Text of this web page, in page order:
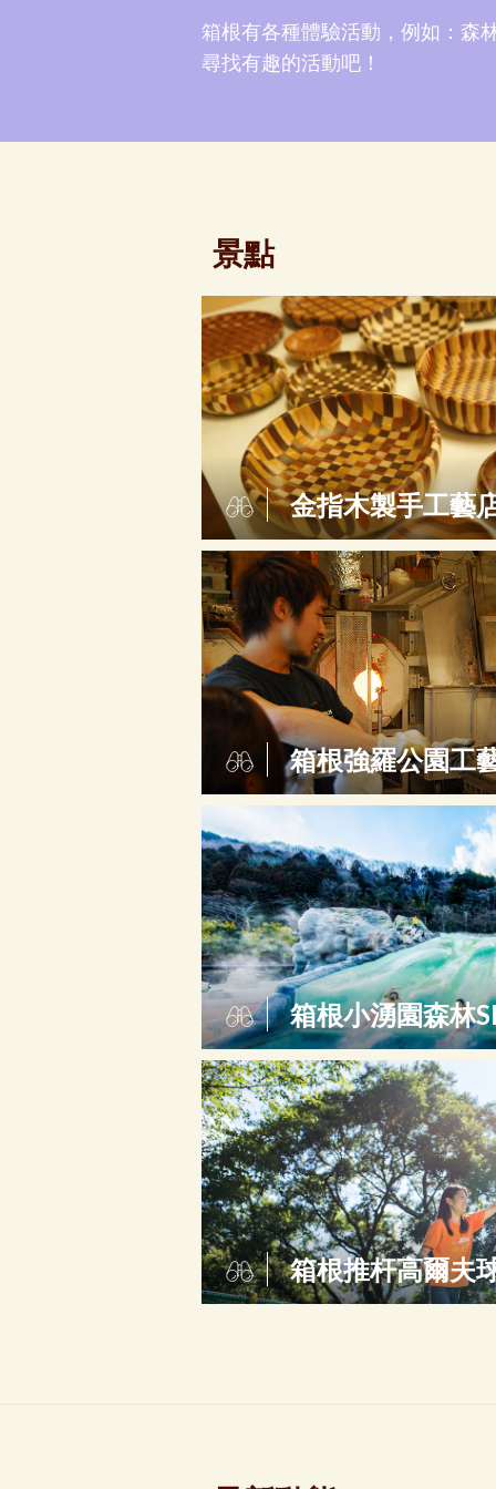
箱根有各種體驗活動，例如：森
尋找有趣的活動吧！
景點
金指木製手工藝
箱根強羅公園工
箱根小湧園森林
箱根推杆高爾夫